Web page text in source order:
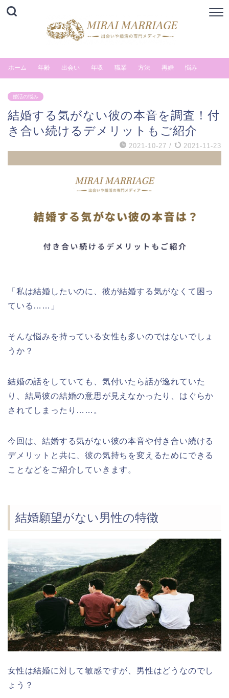
ホーム 年齢 出会い 年収 職業 方法 再婚 悩み
婚活の悩み
結婚する気がない彼の本音を調査！付
き合い続けるデメリットもご紹介
2021-10-27 / 2021-11-23
「私は結婚したいのに、彼が結婚する気がなくて困っ
ている……」
そんな悩みを持っている女性も多いのではないでしょ
うか？
結婚の話をしていても、気付いたら話が逸れていた
り、結局彼の結婚の意思が見えなかったり、はぐらか
されてしまったり……。
今回は、結婚する気がない彼の本音や付き合い続ける
デメリットと共に、彼の気持ちを変えるためにできる
ことなどをご紹介していきます。
結婚願望がない男性の特徴
女性は結婚に対して敏感ですが、男性はどうなのでし
ょう？